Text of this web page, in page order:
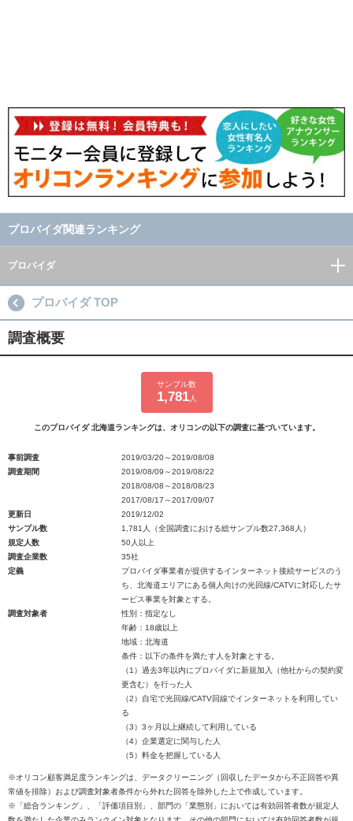
プロバイダ関連ランキング
プロバイダ
プロバイダ TOP
調査概要
サンプル数
1,781人
このプロバイダ 北海道ランキングは、オリコンの以下の調査に基づいています。
事前調査
2019/03/20～2019/08/08
調査期間
2019/08/09～2019/08/22
2018/08/08～2018/08/23
2017/08/17～2017/09/07
更新日
2019/12/02
サンプル数
1,781人（全国調査における総サンプル数27,368人）
規定人数
50人以上
調査企業数
35社
定義
プロバイダ事業者が提供するインターネット接続サービスのう
ち、北海道エリアにある個人向けの光回線/CATVに対応したサ
ービス事業を対象とする。
調査対象者
性別：指定なし
年齢：18歳以上
地域：北海道
条件：以下の条件を満たす人を対象とする。
（1）過去3年以内にプロバイダに新規加入（他社からの契約変
更含む）を行った人
（2）自宅で光回線/CATV回線でインターネットを利用してい
る
（3）3ヶ月以上継続して利用している
（4）企業選定に関与した人
（5）料金を把握している人
※オリコン顧客満足度ランキングは、データクリーニング（回収したデータから不正回答や異
常値を排除）および調査対象者条件から外れた回答を除外した上で作成しています。
※「総合ランキング」、「評価項目別」、部門の「業態別」においては有効回答者数が規定人